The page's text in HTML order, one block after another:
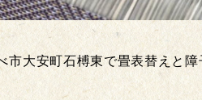
市大安町石榑東で畳表替えと障